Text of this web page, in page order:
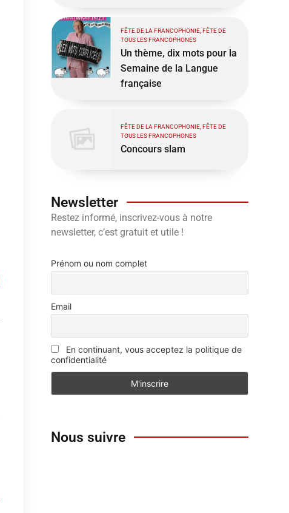
FÊTE DE LA FRANCOPHONIE, FÊTE DE
TOUS LES FRANCOPHONES
Un thème, dix mots pour la
Semaine de la Langue
française
FÊTE DE LA FRANCOPHONIE, FÊTE DE
TOUS LES FRANCOPHONES
Concours slam
Newsletter
Restez informé, inscrivez-vous à notre
newsletter, c’est gratuit et utile !
Prénom ou nom complet
Email
En continuant, vous acceptez la politique de
confidentialité
Nous suivre